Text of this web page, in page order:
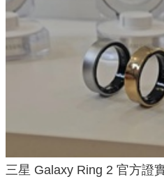
三星 Galaxy Ring 2 官方證